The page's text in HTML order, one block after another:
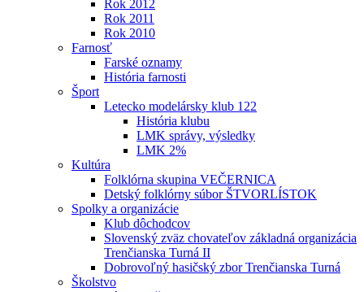
Rok 2012
Rok 2011
Rok 2010
Farnosť
Farské oznamy
História farnosti
Šport
Letecko modelársky klub 122
História klubu
LMK správy, výsledky
LMK 2%
Kultúra
Folklórna skupina VEČERNICA
Detský folklórny súbor ŠTVORLÍSTOK
Spolky a organizácie
Klub dôchodcov
Slovenský zväz chovateľov základná organizácia
Trenčianska Turná II
Dobrovoľný hasičský zbor Trenčianska Turná
Školstvo